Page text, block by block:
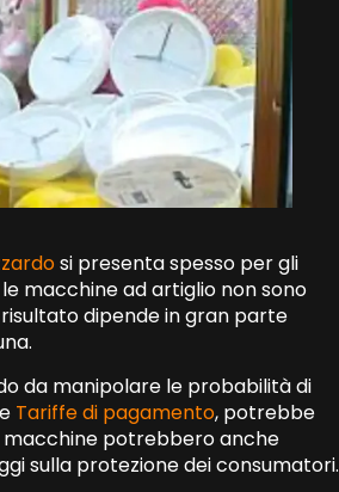
si presenta spesso per gli
macchine ad artiglio non sono
dipende in gran parte
da manipolare le probabilità di
Tariffe di pagamento, potrebbe
macchine potrebbero anche
sulla protezione dei consumatori.